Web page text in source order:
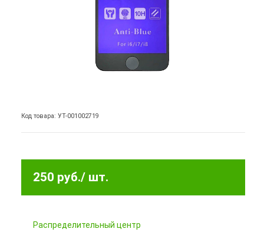
Код товара: УТ-001002719
250 руб./ шт.
Pаспределительный центр